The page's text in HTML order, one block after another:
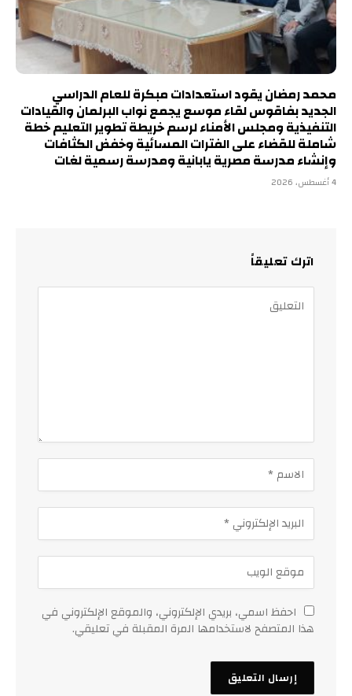
محمد رمضان يقود استعدادات مبكرة للعام الدراسي
الجديد بفاقوس لقاء موسع يجمع نواب البرلمان والقيادات
التنفيذية ومجلس الأمناء لرسم خريطة تطوير التعليم خطة
شاملة للقضاء على الفترات المسائية وخفض الكثافات
وإنشاء مدرسة مصرية يابانية ومدرسة رسمية لغات
4 أغسطس، 2026
اترك تعليقاً
احفظ اسمي، بريدي الإلكتروني، والموقع الإلكتروني في
هذا المتصفح لاستخدامها المرة المقبلة في تعليقي.